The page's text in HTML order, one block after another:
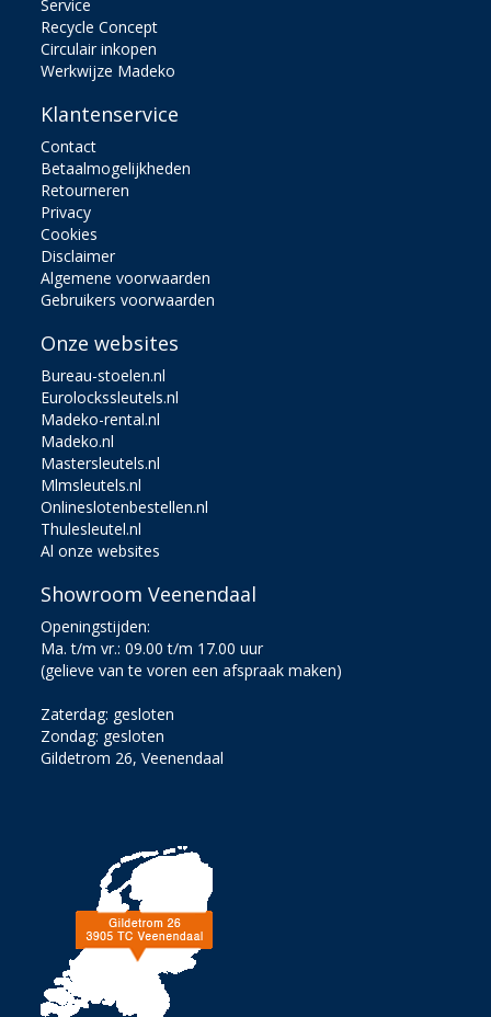
Service
Recycle Concept
Circulair inkopen
Werkwijze Madeko
Klantenservice
Contact
Betaalmogelijkheden
Retourneren
Privacy
Cookies
Disclaimer
Algemene voorwaarden
Gebruikers voorwaarden
Onze websites
Bureau-stoelen.nl
Eurolockssleutels.nl
Madeko-rental.nl
Madeko.nl
Mastersleutels.nl
Mlmsleutels.nl
Onlineslotenbestellen.nl
Thulesleutel.nl
Al onze websites
Showroom Veenendaal
Openingstijden:
Ma. t/m vr.: 09.00 t/m 17.00 uur
(gelieve van te voren een afspraak maken)
Zaterdag: gesloten
Zondag: gesloten
Gildetrom 26, Veenendaal